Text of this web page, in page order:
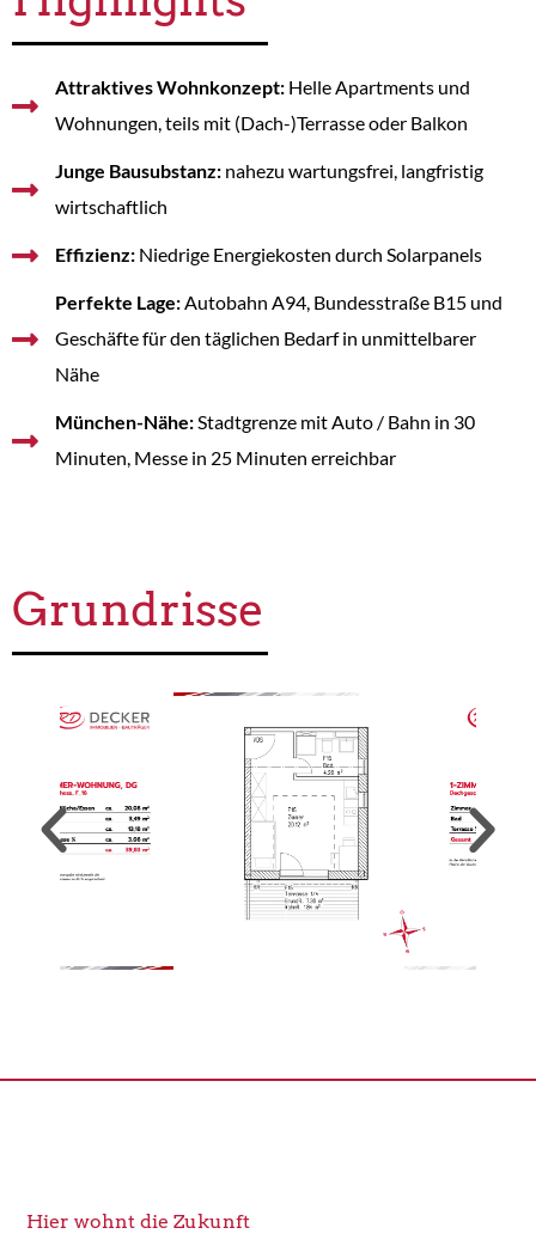
Attraktives Wohnkonzept: Helle Apartments und
Wohnungen, teils mit (Dach-)Terrasse oder Balkon
Junge Bausubstanz: nahezu wartungsfrei, langfristig
wirtschaftlich
Effizienz: Niedrige Energiekosten durch Solarpanels
Perfekte Lage:Autobahn A94, Bundesstraße B15 und
Geschäfte für den täglichen Bedarf in unmittelbarer
Nähe
München-Nähe:Stadtgrenze mit Auto / Bahn in 30
Minuten, Messe in 25 Minuten erreichbar
Grundrisse
Hier wohnt die Zukunft